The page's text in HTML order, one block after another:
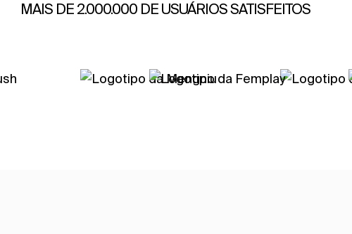
MAIS DE 2.000.000 DE USUÁRIOS SATISFEITOS